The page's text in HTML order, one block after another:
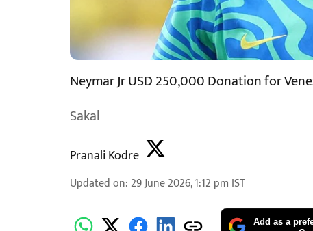
Neymar Jr USD 250,000 Donation for
Sakal
Pranali Kodre
Updated on: 29 June 2026, 1:12 pm IST
Add as a